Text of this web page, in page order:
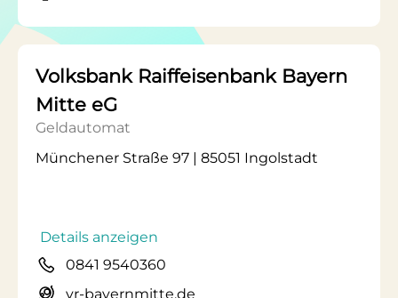
Volksbank Raiffeisenbank Bayern
Mitte eG
Geldautomat
Münchener Straße 97 | 85051 Ingolstadt
Details anzeigen
0841 9540360
vr-bayernmitte.de